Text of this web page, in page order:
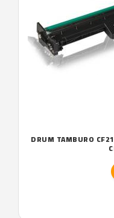
DRUM TAMBURO